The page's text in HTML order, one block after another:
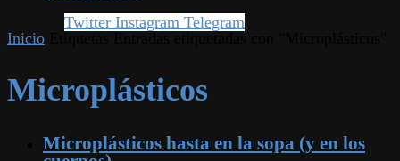
Twitter Instagram Telegram
Inicio
Microplásticos
Microplásticos hasta en la sopa (y en los